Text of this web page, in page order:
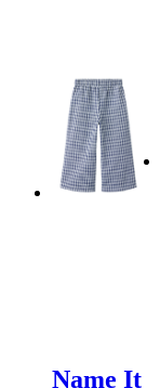
Name It